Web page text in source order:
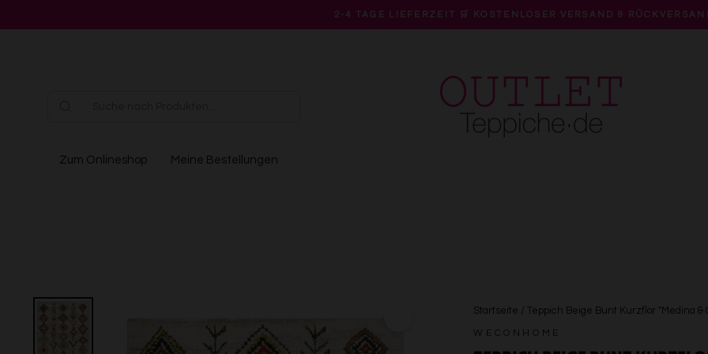
Pause
2-4 TAGE LIEFERZEIT 🛒 KOSTENLOSER VERSAND &
Zum Onlineshop Meine Bestellungen
Startseite / Teppich Beige Bunt Kurzflor "Medina &
WECONHOME